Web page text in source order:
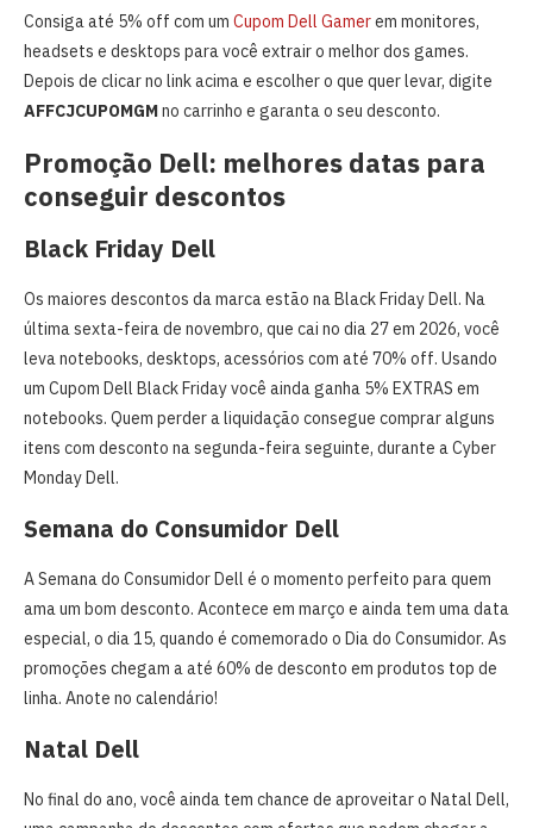
Consiga até 5% off com um Cupom Dell Gamerem monitores,
headsets e desktops para você extrair o melhor dos games.
Depois de clicar no link acima e escolher o que quer levar, digite
AFFCJCUPOMGMno carrinho e garanta o seu desconto.
Promoção Dell: melhores datas para
conseguir descontos
Black Friday Dell
Os maiores descontos da marca estão na Black Friday Dell. Na
última sexta-feira de novembro, que cai no dia 27 em 2026, você
leva notebooks, desktops, acessórios com até 70% off. Usando
um Cupom Dell Black Friday você ainda ganha 5% EXTRAS em
notebooks. Quem perder a liquidação consegue comprar alguns
itens com desconto na segunda-feira seguinte, durante a Cyber
Monday Dell.
Semana do Consumidor Dell
A Semana do Consumidor Dell é o momento perfeito para quem
ama um bom desconto. Acontece em março e ainda tem uma data
especial, o dia 15, quando é comemorado o Dia do Consumidor. As
promoções chegam a até 60% de desconto em produtos top de
linha. Anote no calendário!
Natal Dell
No final do ano, você ainda tem chance de aproveitar o Natal Dell,